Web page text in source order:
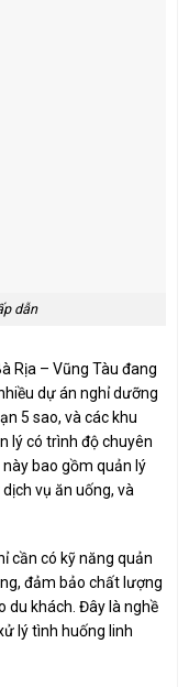
dẫn
Rịa – Vũng Tàu đang
dự án nghỉ dưỡng
5 sao, và các khu
lý có trình độ chuyên
bao gồm quản lý
vụ ăn uống, và
cần có kỹ năng quản
đảm bảo chất lượng
du khách. Đây là nghề
lý tình huống linh